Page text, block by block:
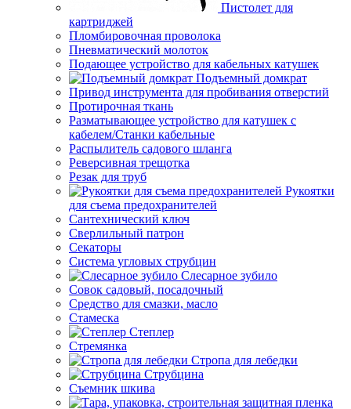
Пистолет для
картриджей
Пломбировочная проволока
Пневматический молоток
Подающее устройство для кабельных катушек
Подъемный домкрат
Привод инструмента для пробивания отверстий
Протирочная ткань
Разматывающее устройство для катушек с
кабелем/Станки кабельные
Распылитель садового шланга
Реверсивная трещотка
Резак для труб
Рукоятки
для съема предохранителей
Сантехнический ключ
Сверлильный патрон
Секаторы
Система угловых струбцин
Слесарное зубило
Совок садовый, посадочный
Средство для смазки, масло
Стамеска
Степлер
Стремянка
Стропа для лебедки
Струбцина
Съемник шкива